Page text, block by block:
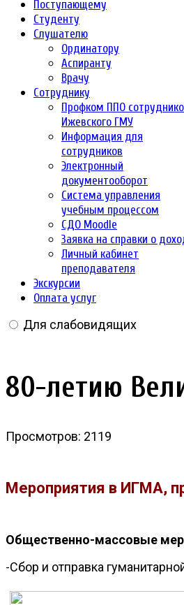
Поступающему
Студенту
Слушателю
Ординатору
Аспиранту
Врачу
Сотруднику
Профком ППО
Ижевского ГМУ
Информация для
сотрудников
Электронный
документооборот
Система управления
учебным процессом
СДО Moodle
Заявка на справки о
Личный кабинет
преподавателя
Экскурсии
Оплата услуг
Для слабовидящих
80-летию
Просмотров: 2119
Мероприятия в ИГМА,
Общественно-массовые
-Сбор и отправка